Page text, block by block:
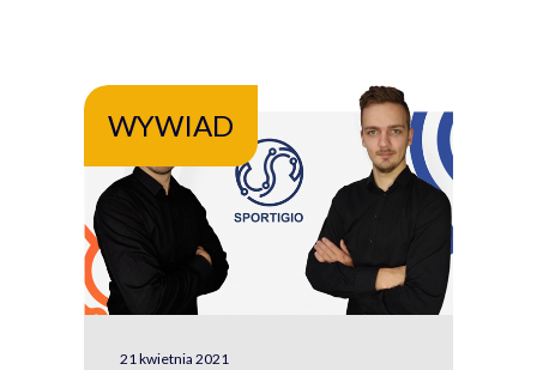
WYWIAD
21 kwietnia 2021